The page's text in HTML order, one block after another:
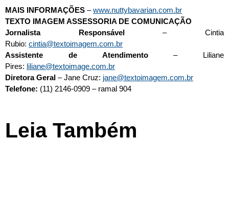
MAIS INFORMAÇÕES –www.nuttybavarian.com.br
TEXTO IMAGEM ASSESSORIA DE COMUNICAÇÃO
Jornalista Responsável– Cintia
Rubio: cintia@textoimagem.com.br
Assistente de Atendimento– Liliane
Pires: liliane@textoimage.com.br
Diretora Geral – Jane Cruz: jane@textoimagem.com.br
Telefone: (11) 2146-0909 – ramal 904
Leia Também